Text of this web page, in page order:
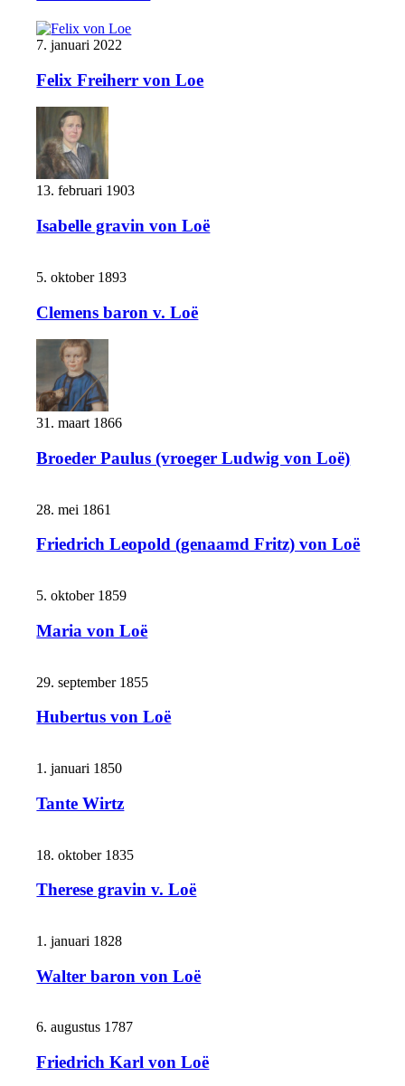
7. januari 2022
Felix Freiherr von Loe
13. februari 1903
Isabelle gravin von Loë
5. oktober 1893
Clemens baron v. Loë
31. maart 1866
Broeder Paulus (vroeger Ludwig von Loë)
28. mei 1861
Friedrich Leopold (genaamd Fritz) von Loë
5. oktober 1859
Maria von Loë
29. september 1855
Hubertus von Loë
1. januari 1850
Tante Wirtz
18. oktober 1835
Therese gravin v. Loë
1. januari 1828
Walter baron von Loë
6. augustus 1787
Friedrich Karl von Loë